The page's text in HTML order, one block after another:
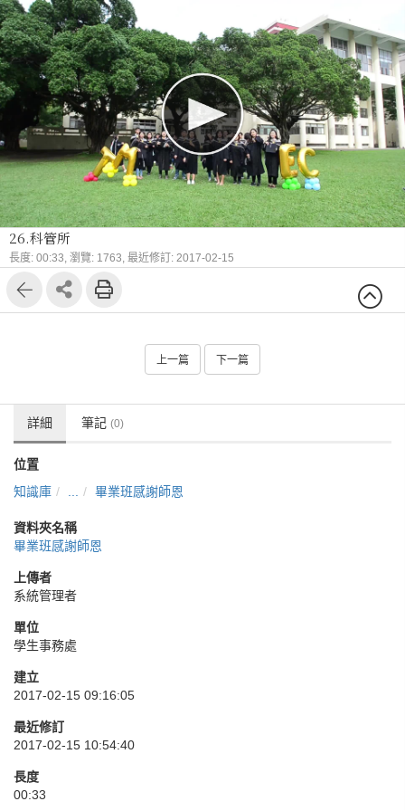
26.科管所
長度: 00:33, 瀏覽: 1763, 最近修訂: 2017-02-15
上一篇 下一篇
詳細 筆記 (0)
位置
知識庫
... 畢業班感謝師恩
資料夾名稱
畢業班感謝師恩
上傳者
系統管理者
單位
學生事務處
建立
2017-02-15 09:16:05
最近修訂
2017-02-15 10:54:40
長度
00:33